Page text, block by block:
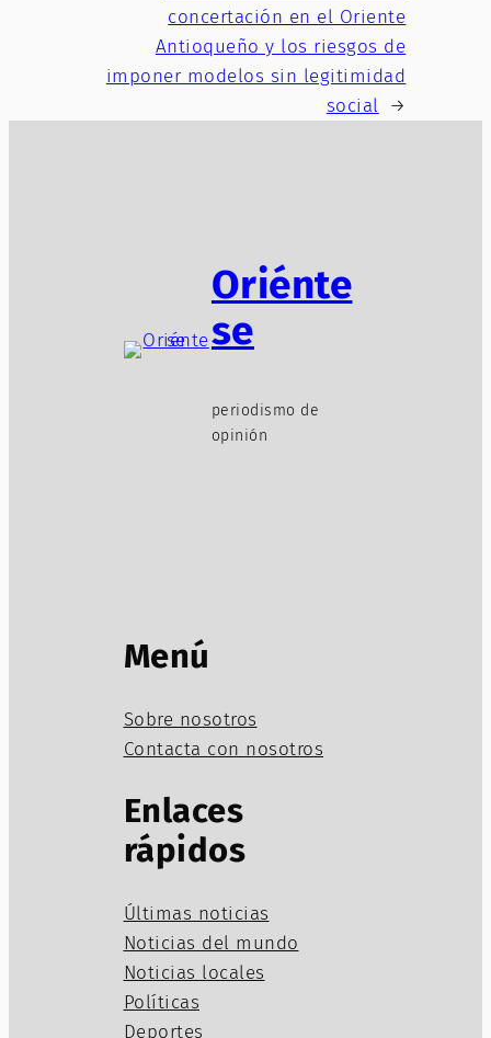
concertación en el Oriente
Antioqueño y los riesgos de
imponer modelos sin legitimidad
social →
Oriénte
se
periodismo de
opinión
Menú
Sobre nosotros
Contacta con nosotros
Enlaces
rápidos
Últimas noticias
Noticias del mundo
Noticias locales
Políticas
Deportes